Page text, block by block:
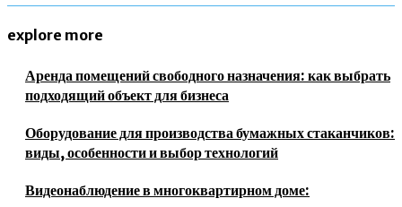
explore more
Аренда помещений свободного назначения: как выбрать
подходящий объект для бизнеса
Оборудование для производства бумажных стаканчиков:
виды, особенности и выбор технологий
Видеонаблюдение в многоквартирном доме: